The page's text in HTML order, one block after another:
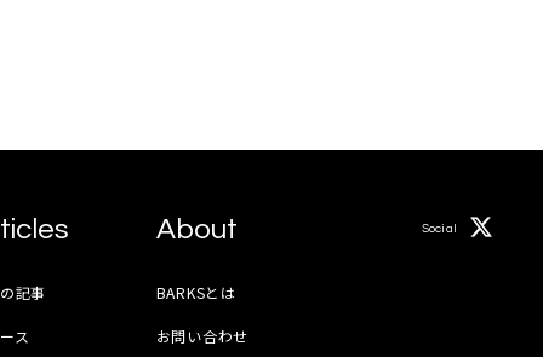
記事
ス
About
BARKSとは
お問い合わせ
Social